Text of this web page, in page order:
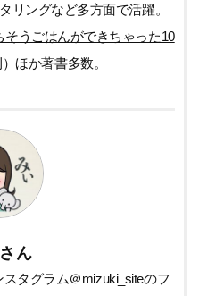
リングなど多方面で活躍。
うごはんができちゃった10
ほか著書多数。
ん
タグラム＠mizuki_siteのフ